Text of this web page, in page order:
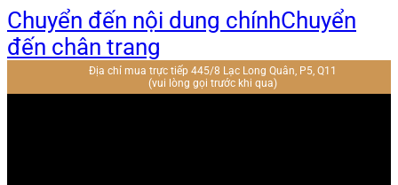
Chuyển đến nội dung chínhChuyển
đến chân trang
Địa chỉ mua trực tiếp 445/8 Lạc Long Quân, P5, Q11
(vui lòng gọi trước khi qua)